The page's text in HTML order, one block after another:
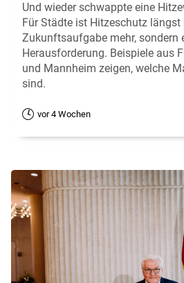
Und wieder schwappte eine
Für Städte ist Hitzeschutz längst
Zukunftsaufgabe mehr, sondern
Herausforderung. Beispiele aus
und Mannheim zeigen, welche
sind.
vor 4 Wochen